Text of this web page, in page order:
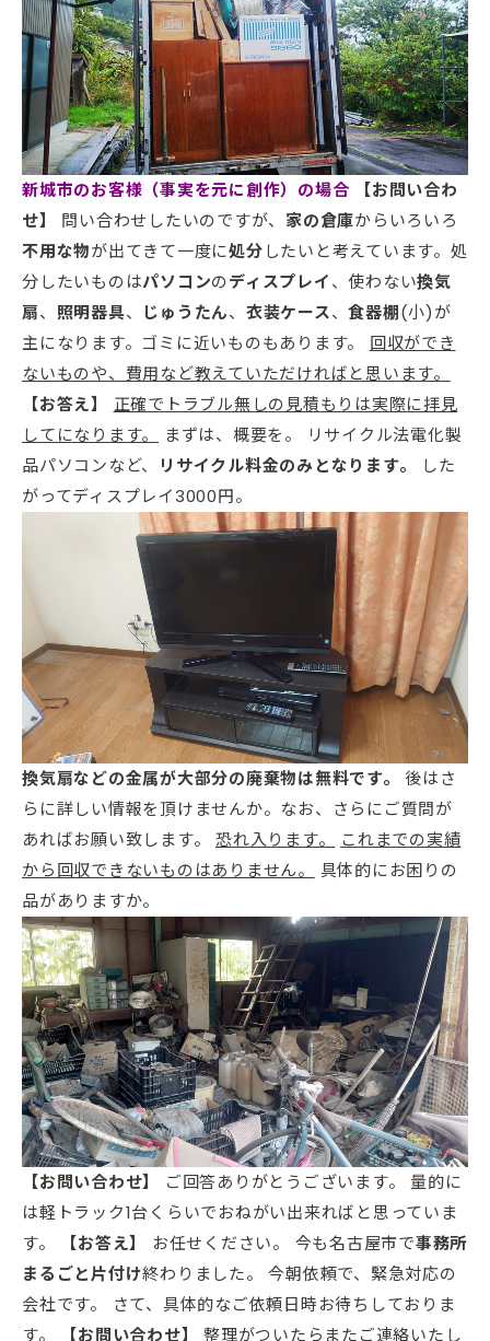
新城市のお客様（事実を元に創作）の場合
【お問い合わ
せ】
問い合わせしたいのですが、 家の倉庫からいろいろ
不用な物が出てきて一度に処分したいと考えています。処
分したいものはパソコンのディスプレイ、使わない換気
扇、 照明器具、 じゅうたん、 衣装ケース、食器棚(小)が
主になります。ゴミに近いものもあります。 回収ができ
ないものや、費用など教えていただければと思います。
【お答え】
正確でトラブル無しの見積もりは実際に拝見
してになります。
まずは、概要を。 リサイクル法電化製
品パソコンなど、
リサイクル料金のみとなります。
した
がってディスプレイ3000円。
換気扇などの金属が大部分の廃棄物は無料です。
後はさ
らに詳しい情報を頂けませんか。なお、さらにご質問が
あればお願い致します。 恐れ入ります。
これまでの実績
から回収できないものはありません。
具体的にお困りの
品がありますか。
【お問い合わせ】
ご回答ありがとうございます。 量的に
は軽トラック1台くらいでおねがい出来ればと思っていま
す。
【お答え】 お任せください。 今も名古屋市で事務所
まるごと片付け終わりました。 今朝依頼で、緊急対応の
会社です。 さて、具体的なご依頼日時お待ちしておりま
す。
【お問い合わせ】 整理がついたらまたご連絡いたし